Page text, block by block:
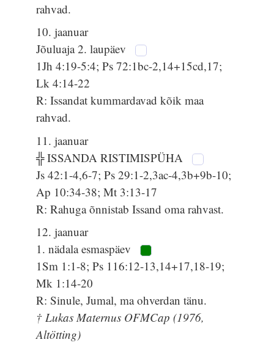
rahvad.
10. jaanuar
Jõuluaja 2. laupäev
1Jh 4:19-5:4; Ps 72:1bc-2,14+15cd,17;
Lk 4:14-22
R: Issandat kummardavad kõik maa
rahvad.
11. jaanuar
╬ ISSANDA RISTIMISPÜHA
Js 42:1-4,6-7; Ps 29:1-2,3ac-4,3b+9b-10;
Ap 10:34-38; Mt 3:13-17
R: Rahuga õnnistab Issand oma rahvast.
12. jaanuar
1. nädala esmaspäev
1Sm 1:1-8; Ps 116:12-13,14+17,18-19;
Mk 1:14-20
R: Sinule, Jumal, ma ohverdan tänu.
† Lukas Maternus OFMCap (1976,
Altötting)